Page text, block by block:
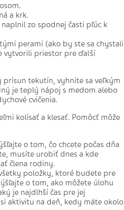
a krk.
zo spodnej časti pľúc k
perami (ako by ste sa chystali
vytvorili priestor pre ďalší
tekutín, vyhnite sa veľkým
je teplý nápoj s medom alebo
cvičenia.
kolísať a klesať. Pomôcť môže
o tom, čo chcete počas dňa
musíte urobiť dnes a kde
člena rodiny.
položky, ktoré budete pre
o tom, ako môžete úlohu
je najdlhší čas pre jej
aktivitu na deň, kedy máte okolo